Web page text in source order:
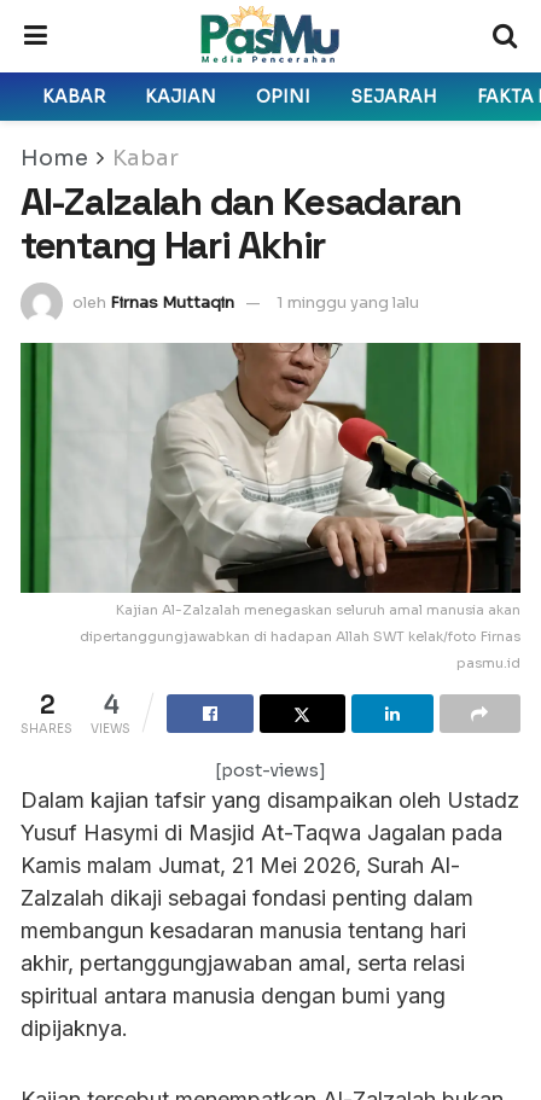
KABAR KAJIAN OPINI SEJARAH FAKTA
Home Kabar
Al-Zalzalah dan Kesadaran
tentang Hari Akhir
oleh Firnas Muttaqin 1 minggu yang lalu
Kajian Al-Zalzalah menegaskan seluruh amal manusia akan
dipertanggungjawabkan di hadapan Allah SWT kelak/foto Firnas
pasmu.id
2
SHARES
4
VIEWS
[post-views]
Dalam kajian tafsir yang disampaikan oleh Ustadz
Yusuf Hasymi di Masjid At-Taqwa Jagalan pada
Kamis malam Jumat, 21 Mei 2026, Surah Al-
Zalzalah dikaji sebagai fondasi penting dalam
membangun kesadaran manusia tentang hari
akhir, pertanggungjawaban amal, serta relasi
spiritual antara manusia dengan bumi yang
dipijaknya.